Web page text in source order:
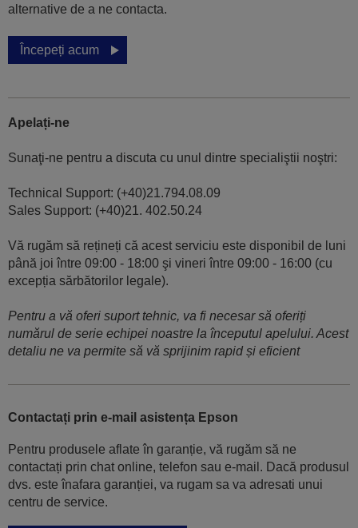
alternative de a ne contacta.
Începeți acum
Apelați-ne
Sunaţi-ne pentru a discuta cu unul dintre specialiştii noştri:
Technical Support: (+40)21.794.08.09
Sales Support: (+40)21. 402.50.24
Vă rugăm să rețineți că acest serviciu este disponibil de luni
până joi între 09:00 - 18:00 şi vineri între 09:00 - 16:00 (cu
excepția sărbătorilor legale).
Pentru a vă oferi suport tehnic, va fi necesar să oferiți
numărul de serie echipei noastre la începutul apelului. Acest
detaliu ne va permite să vă sprijinim rapid și eficient
Contactați prin e-mail asistența Epson
Pentru produsele aflate în garanție, vă rugăm să ne
contactați prin chat online, telefon sau e-mail. Dacă produsul
dvs. este înafara garanției, va rugam sa va adresati unui
centru de service.